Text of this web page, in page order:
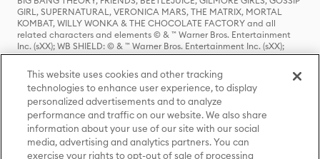
GIRL, SUPERNATURAL, VERONICA MARS, THE MATRIX, MORTAL
KOMBAT, WILLY WONKA & THE CHOCOLATE FACTORY and all
related characters and elements © & ™ Warner Bros. Entertainment
Inc. (sXX); WB SHIELD: © & ™ Warner Bros. Entertainment Inc. (sXX);
HOUSE OF THE DRAGON, GAME OF THRONES, and all related
characters and elements © & ™ Home Box Office, Inc. (sXX); CHILLING
ADVENTURES OF SABRINA, RIVERDALE © & ™ Warner Bros.
Entertainment Inc. Archie Comics and all related characters and
elements © & ™ Archie Comic Publications, Inc. Used with permission.
(sXX); SEINFELD and all related characters and elements © & ™ Castle
Rock Entertainment. (sXX); TED LASSO © & ™ Warner Bros.
Entertainment Inc. & Universal Television LLC (sXX); THE HOBBIT: AN
UNEXPECTED JOURNEY, THE HOBBIT: THE DESOLATION OF SMAUG,
This website uses cookies and other tracking
technologies to enhance user experience, to display
personalized advertisements and to analyze
performance and traffic on our website. We also share
information about your use of our site with our social
media, advertising and analytics partners. You can
exercise your rights to opt-out of sale of processing